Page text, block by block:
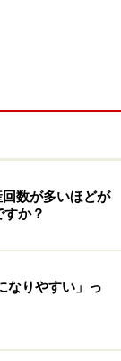
い・張る、頭
ビができやす
、のどがかわ
数が多いほどが
か？
なりやすい」っ